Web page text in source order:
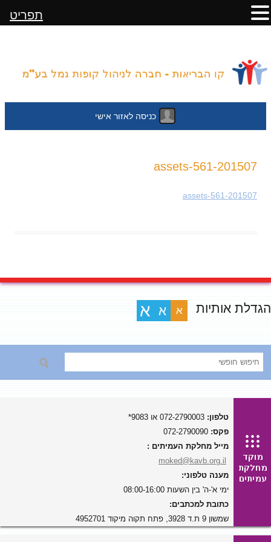
כניסה לאזור אישי
201507-assets-561
201507-assets-561
הגדלת אותיות א א א
טלפון:
פקס:
מייל מחלקת העמיתים :
moked@kavb.org.il
מענה טלפוני:
ימי א'-ה' בין השעות 08:00-16:00
כתובת למכתבים:
שמשון 9 ת.ד 3928, פתח תקוה מיקוד 4952701
תפריט